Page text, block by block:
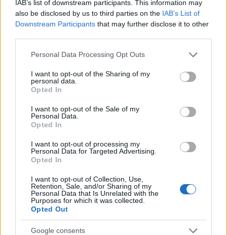
IAB’s list of downstream participants. This information may
also be disclosed by us to third parties on the IAB’s List of
Downstream Participants that may further disclose it to other
Please note that this website/app uses one or more Google
not limited to your visit or usage behaviour. You may click to
grant or deny consent to Google and its third-party tags to
use your data for below specified purposes in below Google
consent section.
Personal Data Processing Opt Outs
I want to opt-out of the Sharing of my
personal data.
Opted In
I want to opt-out of the Sale of my
Personal Data.
Opted In
I want to opt-out of processing my
Personal Data for Targeted Advertising.
Opted In
I want to opt-out of Collection, Use,
Retention, Sale, and/or Sharing of my
Personal Data that Is Unrelated with the
Purposes for which it was collected.
Opted Out
Google consents
Paolo Pinna
Martina Agostina Diturco
I nostri cari